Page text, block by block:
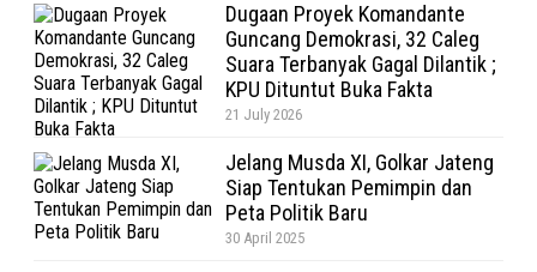
Dugaan Proyek Komandante
Guncang Demokrasi, 32 Caleg
Suara Terbanyak Gagal Dilantik ;
KPU Dituntut Buka Fakta
21 July 2026
Jelang Musda XI, Golkar Jateng
Siap Tentukan Pemimpin dan
Peta Politik Baru
30 April 2025